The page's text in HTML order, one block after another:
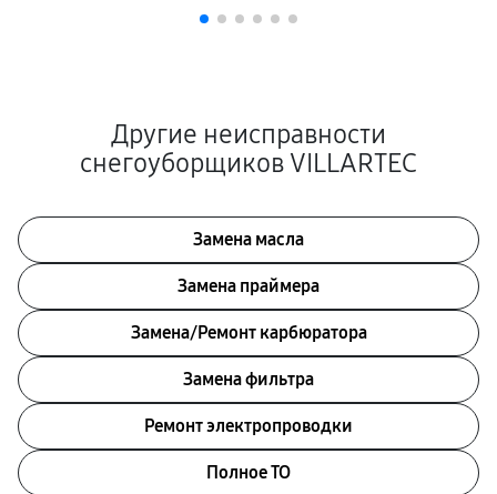
Другие неисправности
снегоуборщиков VILLARTEC
Замена масла
Замена праймера
Замена/Pемонт карбюратора
Замена фильтра
Ремонт электропроводки
Полное ТО